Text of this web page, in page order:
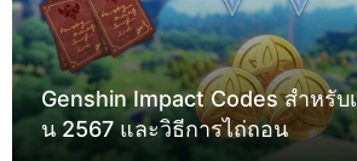
Genshin Impact Codes สำหรั
น 2567 และวิธีการไถ่ถอน